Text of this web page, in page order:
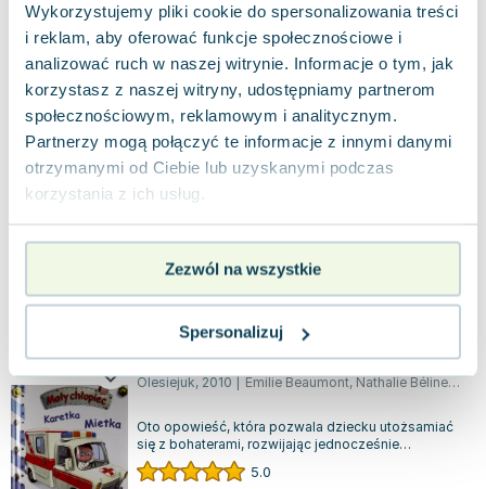
Wykorzystujemy pliki cookie do spersonalizowania treści
i reklam, aby oferować funkcje społecznościowe i
analizować ruch w naszej witrynie. Informacje o tym, jak
korzystasz z naszej witryny, udostępniamy partnerom
społecznościowym, reklamowym i analitycznym.
Partnerzy mogą połączyć te informacje z innymi danymi
otrzymanymi od Ciebie lub uzyskanymi podczas
korzystania z ich usług.
Zezwól na wszystkie
Spersonalizuj
15.12zł nowa
złtaniej o 4.87
Do koszyka
Mały chłopiec. Autobus Mariusza
Olesiejuk ,2008 | Émilie Beaumont Nathalie Bélineau
Ta opowieść pozwala najmłodszym utożsamić się
z głównym bohaterem, dając im możliwość
eksploracji własnej wyobraźni i kreatywności...
Twarda
Pakujemy jutro
Używana
6.48zł dobry Do koszyka
Mały chłopiec. Karetka Mietka
Olesiejuk, 2010 | Émilie Beaumont, Nathalie Bélineau
Oto opowieść, która pozwala dziecku utożsamiać
się z bohaterami, rozwijając jednocześnie
wyobraźnię. W tej książce Mietek wyrusza...
5.0